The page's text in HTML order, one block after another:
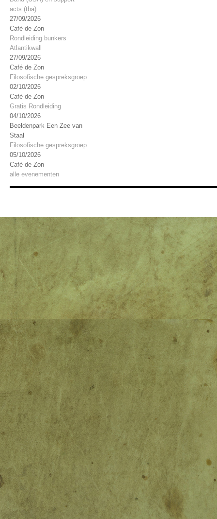
acts (tba)
27/09/2026
Café de Zon
Rondleiding bunkers
Atlantikwall
27/09/2026
Café de Zon
Filosofische gespreksgroep
02/10/2026
Café de Zon
Gratis Rondleiding
04/10/2026
Beeldenpark Een Zee van
Staal
Filosofische gespreksgroep
05/10/2026
Café de Zon
alle evenementen